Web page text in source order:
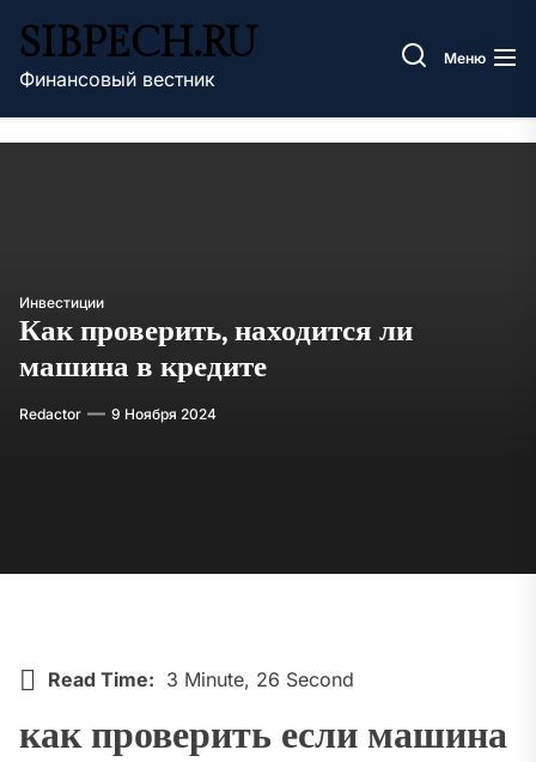
содержимому
SIBPECH.RU
Финансовый вестник
Меню
Инвестиции
Как проверить, находится ли
машина в кредите
Redactor 9 Ноября 2024
Read Time: 3 Minute, 26 Second
как проверить если машина